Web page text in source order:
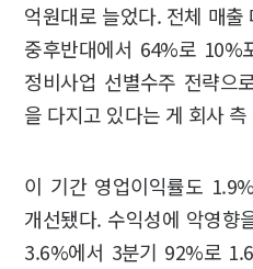
억원대로 늘었다. 전체 매
중후반대에서 64%로 10%
정비사업 선별수주 전략으
을 다지고 있다는 게 회사
이 기간 영업이익률도
개선됐다. 수익성에 악영향
3.6%에서 3분기 92%로